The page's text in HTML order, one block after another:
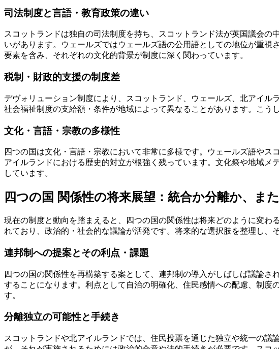
司法制度と言語・教育政策の違い
スコットランドは独自の司法制度を持ち、スコットランド法が英国議会
いがあります。ウェールズではウェールズ語の公用語としての地位が重
要素を含み、それぞれの文化的背景が制度に深く関わっています。
税制・財政的支援の制度差
デヴォリューション制度により、スコットランド、ウェールズ、北アイ
社会福祉制度の支給額・条件が地域によって異なることがあります。こう
文化・言語・宗教の多様性
四つの国は文化・言語・宗教において非常に多様です。ウェールズ語や
アイルランドにおける歴史的対立が根強く残っています。文化祭や地域
しています。
四つの国 関係性の将来展望：統合か分離か、ま
現在の制度と動向を踏まえると、四つの国の関係性は将来どのように変
れており、政治的・社会的な議論が活発です。将来的な選択肢を整理し、
連邦制への提案とその利点・課題
四つの国の関係性を再構築する案として、連邦制の導入がしばしば議論
することになります。利点として自治の明確化、住民感情への配慮、制
す。
分離独立の可能性と手続き
スコットランドや北アイルランドでは、住民投票を通じた独立や統一の